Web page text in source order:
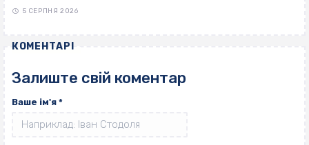
5 СЕРПНЯ 2026
КОМЕНТАРІ
Залиште свій коментар
Ваше ім'я *